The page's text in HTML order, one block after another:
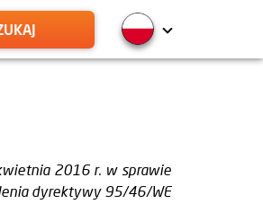
2016 r. w sprawie
dyrektywy 95/46/WE